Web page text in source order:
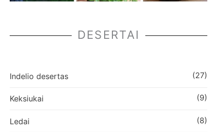
DESERTAI
Indelio desertas (27)
Keksiukai (9)
Ledai (8)